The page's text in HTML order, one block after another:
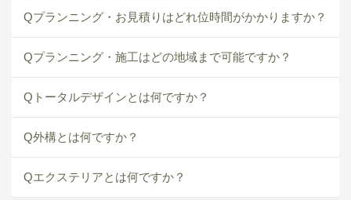
Qプランニング・お見積りはどれ位時間がかかりますか？
Qプランニング・施工はどの地域まで可能ですか？
Qトータルデザインとは何ですか？
Q外構とは何ですか？
Qエクステリアとは何ですか？